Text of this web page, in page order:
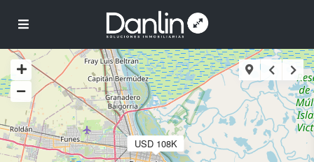
USD 108K